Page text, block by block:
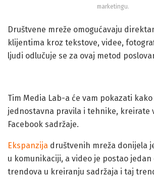
marketingu.
Društvene mreže omogućavaju
klijentima kroz tekstove, videe,
ljudi odlučuje se za ovaj metod
Tim Media Lab-a će vam pokazati
jednostavna pravila i tehnike, kreirate
Facebook sadržaje.
Ekspanzija društvenih mreža donijela
u komunikaciji, a video je postao
trendova u kreiranju sadržaja i taj